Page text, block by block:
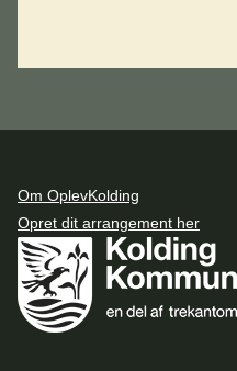
Om OplevKolding
Opret dit arrangement her